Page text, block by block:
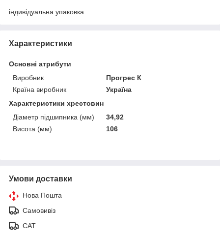
індивідуальна упаковка
Характеристики
Основні атрибути
Виробник
Прогрес К
Країна виробник
Україна
Характеристики хрестовин
Діаметр підшипника (мм)
34,92
Висота (мм)
106
Умови доставки
Нова Пошта
Самовивіз
САТ